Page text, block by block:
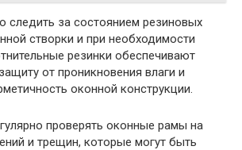
следить за состоянием резиновых
створки и при необходимости
резинки обеспечивают
от проникновения влаги и
оконной конструкции.
проверять оконные рамы на
и трещин, которые могут быть